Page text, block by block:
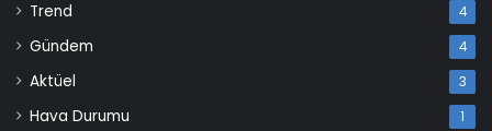
Trend 4
Gündem 4
Aktüel 3
Hava Durumu 1